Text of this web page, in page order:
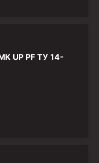
UP PF ТУ 14-